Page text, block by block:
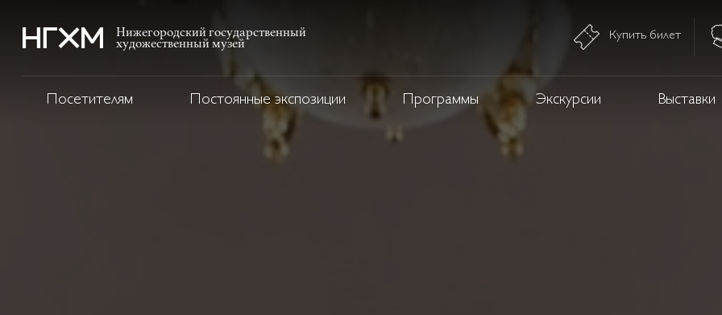
Нижегородский государственный
художественный музей
Купить билет
Посетителям Постоянные экспозиции Программы Экскурсии Выставки